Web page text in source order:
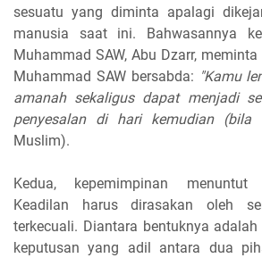
sesuatu yang diminta apalagi
manusia saat ini. Bahwasannya
Muhammad SAW, Abu Dzarr,
Muhammad SAW bersabda: "Kamu
amanah sekaligus dapat menjadi
penyesalan di hari kemudian (bila
Muslim).
Kedua, kepemimpinan menuntut
Keadilan harus dirasakan oleh
terkecuali. Diantara bentuknya
keputusan yang adil antara dua